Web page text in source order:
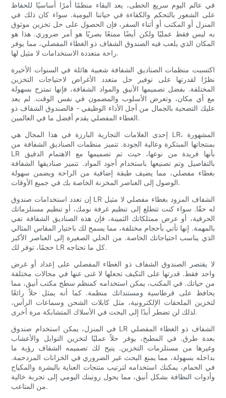
في عالم اليوم سريع الخطى، يعد البقاء منظمًا أمرًا أساسيًا للحفاظ
على الشعور بالتحكم والكفاءة في حياتنا اليومية. سواء كان ذلك في
المنزل أو المكتب أو أثناء السفر، فإن الحصول على حل تخزين موثوق
به ليس فقط عمليًا ولكن أيضًا ممتعًا بصريًا هو أمر ضروري. هذا هو
المكان الذي يلعب فيه الصندوق الشفاف ذو الغطاء المفصلي، مما يوفر
راحة متعددة الاستخدامات لا مثيل لها.
اكتسبت منظمات الصناديق الشفافة شعبية هائلة في السنوات الأخيرة
نظرًا لقدرتها على توفير حل متعدد الأغراض لاحتياجات التخزين
المختلفة. بفضل تصميمها الأنيق والمواد الشفافة، فإنها تمتزج بسهولة
مع أي مكان، وتعرض الأسلوب والمضمون في نفس الوقت. لم يعد
عليك التضحية بالجمال من أجل الأداء الوظيفي - فالصندوق الشفاف ذو
الغطاء المفصلي يقدم أفضل ما في العالمين.
إحدى العلامات التجارية البارزة في هذا المجال هي LR، المشهورة
بمنتجاتها المبتكرة وعالية الجودة. تتميز منظمات الصناديق الشفافة من
LR بأنها فريدة من نوعها، حيث تم تصميمها مع الاهتمام الدقيق
بالتفاصيل وتم تصنيعها باستخدام أجود المواد. تتميز صناديقها الشفافة
بغطاء مفصلي، مما يضيف طبقة إضافية من الراحة ويضمن سهولة
الوصول إلى العناصر المخزنة الخاصة بك في جميع الأوقات.
إن تعدد استخدامات صندوق LR الشفاف المزود بغطاء مفصلي لا مثيل
له حقًا. سواء كنت تتطلع إلى تنظيم غرفة نومك، أو تنظيم مستلزماتك
الحرفية، أو عرض ممتلكاتك الثمينة، فإن هذه الصناديق الشفافة تفي
بالمهمة. إنها تأتي بأحجام مختلفة، مما يسمح لك باختيار المقاس المثالي
الذي يناسب احتياجاتك الخاصة. من الحلي الصغيرة إلى العناصر الأكبر
حجمًا، توفر لك LR كل ما تحتاجه.
لا يقتصر الصندوق الشفاف ذو الغطاء المفصلي على إعداد أو غرض
واحد فقط. قدرتها على التكيف تجعلها لا غنى عنها في مجالات مختلفة
من حياتك. في المكتب، يمكن استخدامه كمنظم سطح مكتب أنيق، مما
يحافظ على قرطاسية ومستنداتك منظمة. كما أنه يمثل حلاً رائعًا
لتخزين الملحقات الإلكترونية، مثل كابلات الشحن وسماعات الرأس،
لذلك لن تضطر أبدًا إلى البحث في الأسلاك المتشابكة مرة أخرى.
في المنزل، يمكن استخدام صندوق LR الشفاف ذو الغطاء المفصلي
بعدة طرق. في المطبخ، يوفر حلاً عمليًا لتخزين التوابل والأعشاب
وغيرها من مستلزمات التخزين. يتيح لك تصميمه الشفاف رؤية ما
بداخله بسهولة، مما يمنع البحث غير الضروري في الخزانات المزدحمة.
في الحمام، يمكنك استخدامه لترتيب منتجات العناية بالبشرة والمكياج
وأدوات النظافة بشكل أنيق، مما يحول روتينك اليومي إلى تجربة خالية
من المتاعب.